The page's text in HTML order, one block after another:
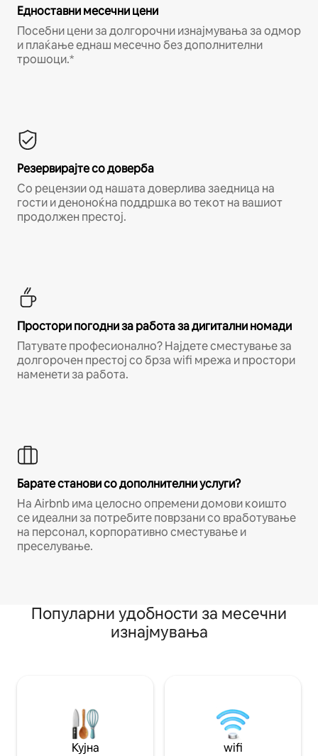
Едноставни месечни цени
Посебни цени за долгорочни изнајмувања за одмор
и плаќање еднаш месечно без дополнителни
трошоци.*
Резервирајте со доверба
Со рецензии од нашата доверлива заедница на
гости и деноноќна поддршка во текот на вашиот
продолжен престој.
Простори погодни за работа за дигитални номади
Патувате професионално? Најдете сместување за
долгорочен престој со брза wifi мрежа и простори
наменети за работа.
Барате станови со дополнителни услуги?
На Airbnb има целосно опремени домови коишто
се идеални за потребите поврзани со вработување
на персонал, корпоративно сместување и
преселување.
Популарни удобности за месечни
изнајмувања
Кујна wifi